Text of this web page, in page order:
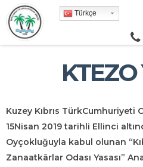
Türkçe
KTEZO
Kuzey Kıbrıs TürkCumhuriyeti
15Nisan 2019 tarihli Ellinci
Oyçokluğuyla kabul olunan “
Zanaatkârlar Odası Yasası”